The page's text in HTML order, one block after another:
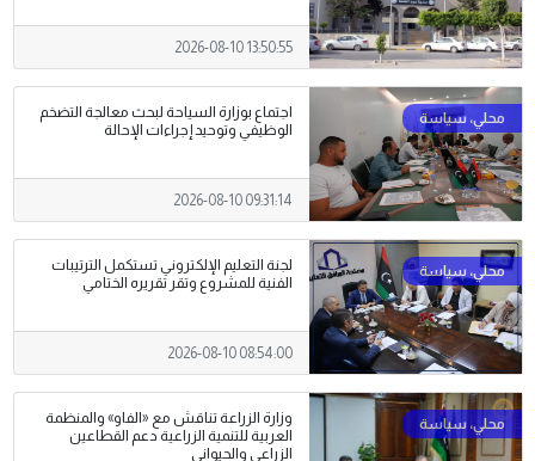
2026-08-10 13:50:55
اجتماع بوزارة السياحة لبحث معالجة التضخم
الوظيفي وتوحيد إجراءات الإحالة
2026-08-10 09:31:14
لجنة التعليم الإلكتروني تستكمل الترتيبات
الفنية للمشروع وتقر تقريره الختامي
2026-08-10 08:54:00
وزارة الزراعة تناقش مع «الفاو» والمنظمة
العربية للتنمية الزراعية دعم القطاعين
الزراعي والحيواني